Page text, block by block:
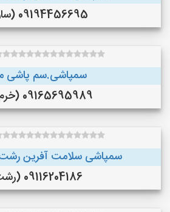
09194456695 (ساری )
سمپاشی.سم پاشی
09165695989 (خرم‌آباد )
سمپاشی سلامت آفرین
09116204186 (رشت )